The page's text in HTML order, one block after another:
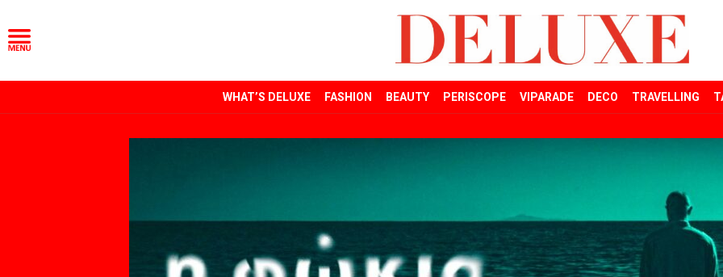
WHAT’S DELUXE FASHION BEAUTY PERISCOPE VIPARADE DECO TRAVELLING